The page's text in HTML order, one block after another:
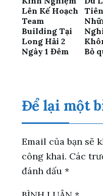
Lên Kế Hoạch
Team
Building Tại
Long Hải 2
Ngày 1 Đêm
Bỏ
Để lại một
Email của bạn sẽ
công khai. Các
đánh dấu *